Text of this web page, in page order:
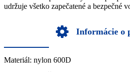
udržuje všetko zapečatené a bezpečné
Informácie o
Materiál: nylon 600D